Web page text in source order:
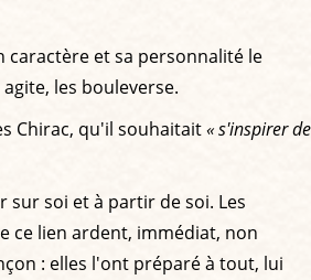
caractère et sa personnalité le
les bouleverse.
Chirac, qu'il souhaitait« s'inspirer de
sur soi et à partir de soi. Les
ce lien ardent, immédiat, non
: elles l'ont préparé à tout, lui